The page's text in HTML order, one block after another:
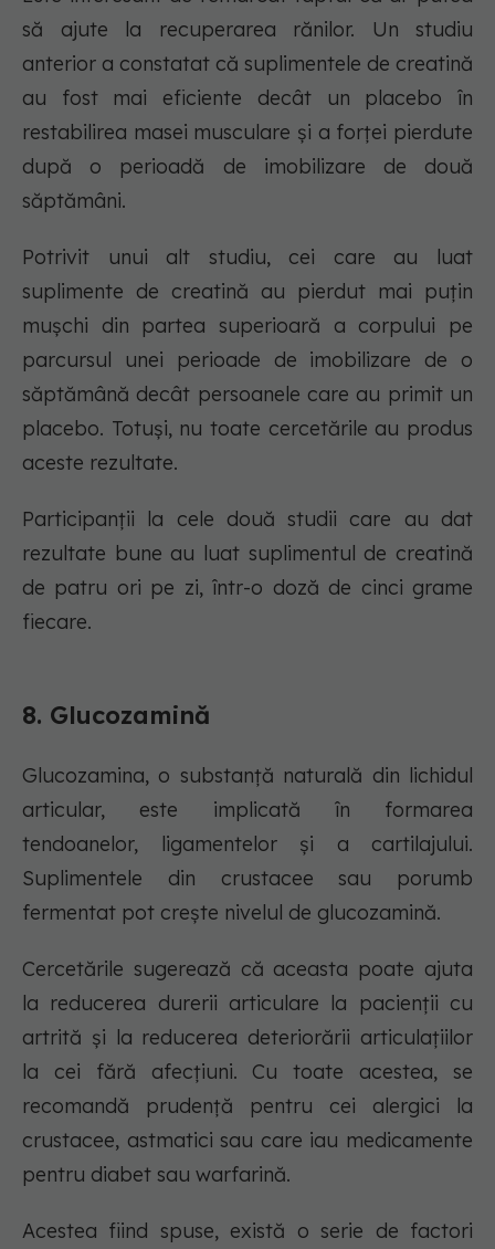
să ajute la recuperarea rănilor. Un studiu
anterior a constatat că suplimentele de creatină
au fost mai eficiente decât un placebo în
restabilirea masei musculare și a forței pierdute
după o perioadă de imobilizare de două
săptămâni.
Potrivit unui alt studiu, cei care au luat
suplimente de creatină au pierdut mai puțin
mușchi din partea superioară a corpului pe
parcursul unei perioade de imobilizare de o
săptămână decât persoanele care au primit un
placebo. Totuși, nu toate cercetările au produs
aceste rezultate.
Participanții la cele două studii care au dat
rezultate bune au luat suplimentul de creatină
de patru ori pe zi, într-o doză de cinci grame
fiecare.
8. Glucozamină
Glucozamina, o substanță naturală din lichidul
articular, este implicată în formarea
tendoanelor, ligamentelor și a cartilajului.
Suplimentele din crustacee sau porumb
fermentat pot crește nivelul de glucozamină.
Cercetările sugerează că aceasta poate ajuta
la reducerea durerii articulare la pacienții cu
artrită și la reducerea deteriorării articulațiilor
la cei fără afecțiuni. Cu toate acestea, se
recomandă prudență pentru cei alergici la
crustacee, astmatici sau care iau medicamente
pentru diabet sau warfarină.
Acestea fiind spuse, există o serie de factori